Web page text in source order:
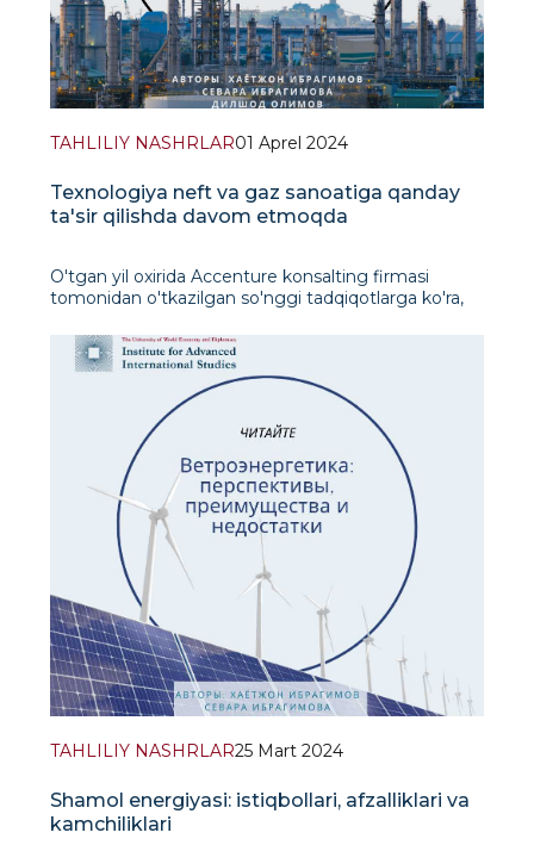
TAHLILIY NASHRLAR01 Aprel 2024
Texnologiya neft va gaz sanoatiga qanday
ta'sir qilishda davom etmoqda
O'tgan yil oxirida Accenture konsalting firmasi
tomonidan o'tkazilgan so'nggi tadqiqotlarga ko'ra,
qolganlarning 50 foizi korxona miqyosida
o'zgarishlarni raqobatbardoshlikni saqlab qolishning
muhim tarkibiy qismi deb bilishadi. Shu bilan birga,
TAHLILIY NASHRLAR25 Mart 2024
Shamol energiyasi: istiqbollari, afzalliklari va
kamchiliklari